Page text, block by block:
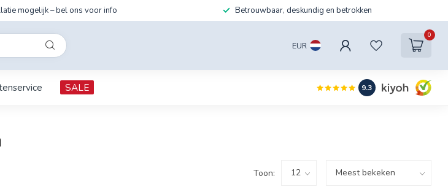
mogelijk – bel ons voor info Betrouwbaar, deskundig en betrokken
EUR
0
SALE 9.3
Toon: